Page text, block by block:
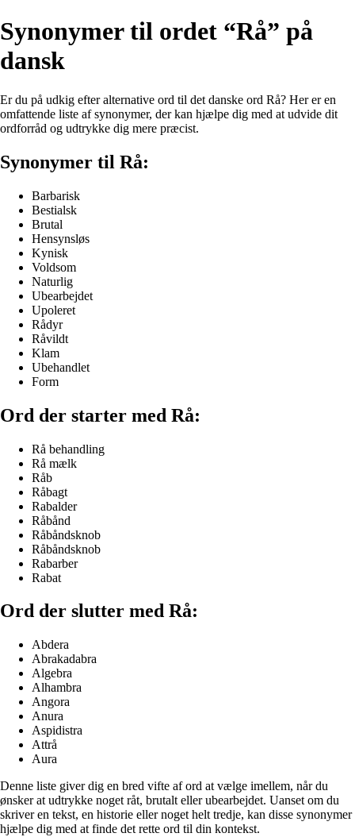
Synonymer til ordet “Rå” på
dansk
Er du på udkig efter alternative ord til det danske ord Rå? Her er en
omfattende liste af synonymer, der kan hjælpe dig med at udvide dit
ordforråd og udtrykke dig mere præcist.
Synonymer til Rå:
Barbarisk
Bestialsk
Brutal
Hensynsløs
Kynisk
Voldsom
Naturlig
Ubearbejdet
Upoleret
Rådyr
Råvildt
Klam
Ubehandlet
Form
Ord der starter med Rå:
Rå behandling
Rå mælk
Råb
Råbagt
Rabalder
Råbånd
Råbåndsknob
Råbåndsknob
Rabarber
Rabat
Ord der slutter med Rå:
Abdera
Abrakadabra
Algebra
Alhambra
Angora
Anura
Aspidistra
Attrå
Aura
Denne liste giver dig en bred vifte af ord at vælge imellem, når du
ønsker at udtrykke noget råt, brutalt eller ubearbejdet. Uanset om du
skriver en tekst, en historie eller noget helt tredje, kan disse synonymer
hjælpe dig med at finde det rette ord til din kontekst.